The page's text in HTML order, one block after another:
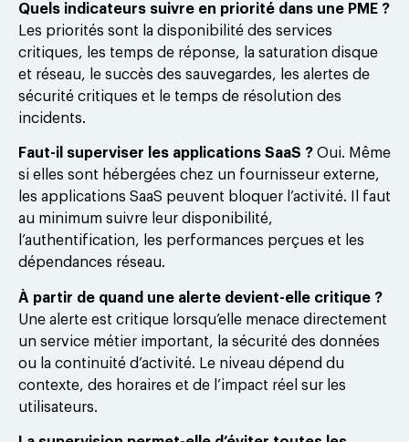
Quels indicateurs suivre en priorité dans une PME ?
Les priorités sont la disponibilité des services
critiques, les temps de réponse, la saturation disque
et réseau, le succès des sauvegardes, les alertes de
sécurité critiques et le temps de résolution des
incidents.
Faut-il superviser les applications SaaS ? Oui. Même
si elles sont hébergées chez un fournisseur externe,
les applications SaaS peuvent bloquer l’activité. Il faut
au minimum suivre leur disponibilité,
l’authentification, les performances perçues et les
dépendances réseau.
À partir de quand une alerte devient-elle critique ?
Une alerte est critique lorsqu’elle menace directement
un service métier important, la sécurité des données
ou la continuité d’activité. Le niveau dépend du
contexte, des horaires et de l’impact réel sur les
utilisateurs.